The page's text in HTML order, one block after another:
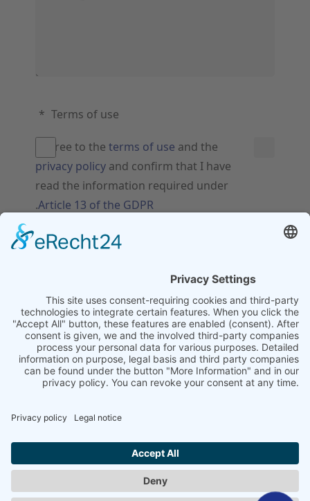
Terms of use
*
I agree to the terms of use and the
privacy policy and confirm that I have
read the information required under
Article 13 of the GDPR
.
Send message
|الشروط والأحكام العامة